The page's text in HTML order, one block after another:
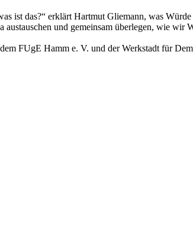
ist das?“ erklärt Hartmut Gliemann, was
austauschen und gemeinsam überlegen, wie wir
FUgE Hamm e. V. und der Werkstadt für